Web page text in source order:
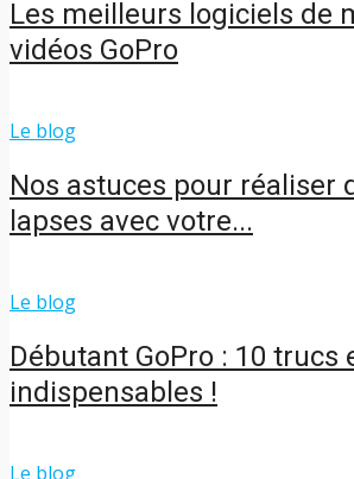
Les meilleurs logiciels de
vidéos GoPro
Le blog
Nos astuces pour réaliser
lapses avec votre...
Le blog
Débutant GoPro : 10 trucs
indispensables !
Le blog